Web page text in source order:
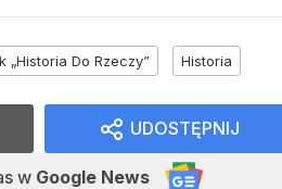
„Historia Do Rzeczy” Historia
UDOSTĘPNIJ
w Google News